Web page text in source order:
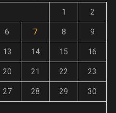
1 2
6 7 8 9
13 14 15 16
20 21 22 23
27 28 29 30